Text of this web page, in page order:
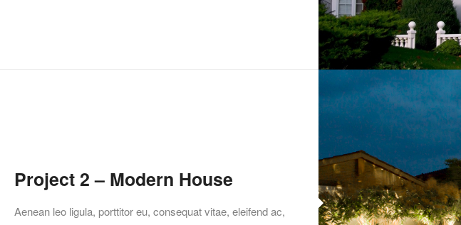
Project 2 – Modern House
Aenean leo ligula, porttitor eu, consequat vitae, eleifend ac,